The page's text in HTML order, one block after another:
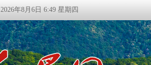
2026年8月6日 6:49 星期四